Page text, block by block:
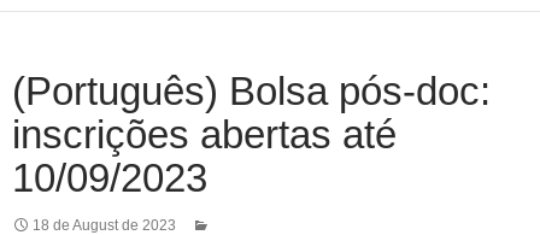
(Português) Bolsa pós-doc:
inscrições abertas até
10/09/2023
18 de August de 2023